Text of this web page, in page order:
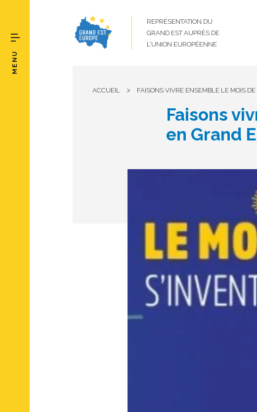
REPRÉSENTATION DU
GRAND EST AUPRÈS DE
L’UNION EUROPÉENNE
MENU
ACCUEIL > FAISONS VIVRE ENSEMBLE LE MOIS DE
Faisons
en Grand